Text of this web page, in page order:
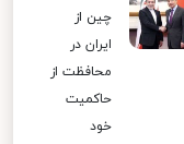
چین از
ایران در
محافظت از
حاکمیت
خود